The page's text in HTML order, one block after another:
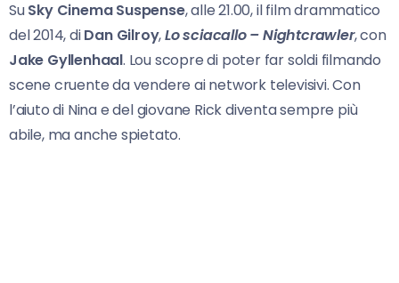
SuSky Cinema Suspense, alle 21.00, il film drammatico
del 2014, diDan Gilroy,Lo sciacallo –Nightcrawler, con
Jake Gyllenhaal. Lou scopre di poter far soldi filmando
scene cruente da vendere ai network televisivi. Con
l’aiuto di Nina e del giovane Rick diventa sempre più
abile, ma anche spietato.